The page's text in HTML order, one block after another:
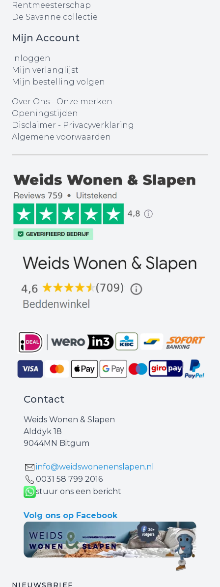
Rentmeesterschap
De Savanne collectie
Mijn Account
Inloggen
Mijn verlanglijst
Mijn bestelling volgen
Over Ons - Onze merken
Openingstijden
Disclaimer - Privacyverklaring
Algemene voorwaarden
Contact
Weids Wonen & Slapen
Alddyk 18
9044MN Bitgum
info@weidswonenenslapen.nl
0031 ‪58 799 2016‬
stuur ons een bericht
Volg ons op Facebook
NIEUWSBRIEF